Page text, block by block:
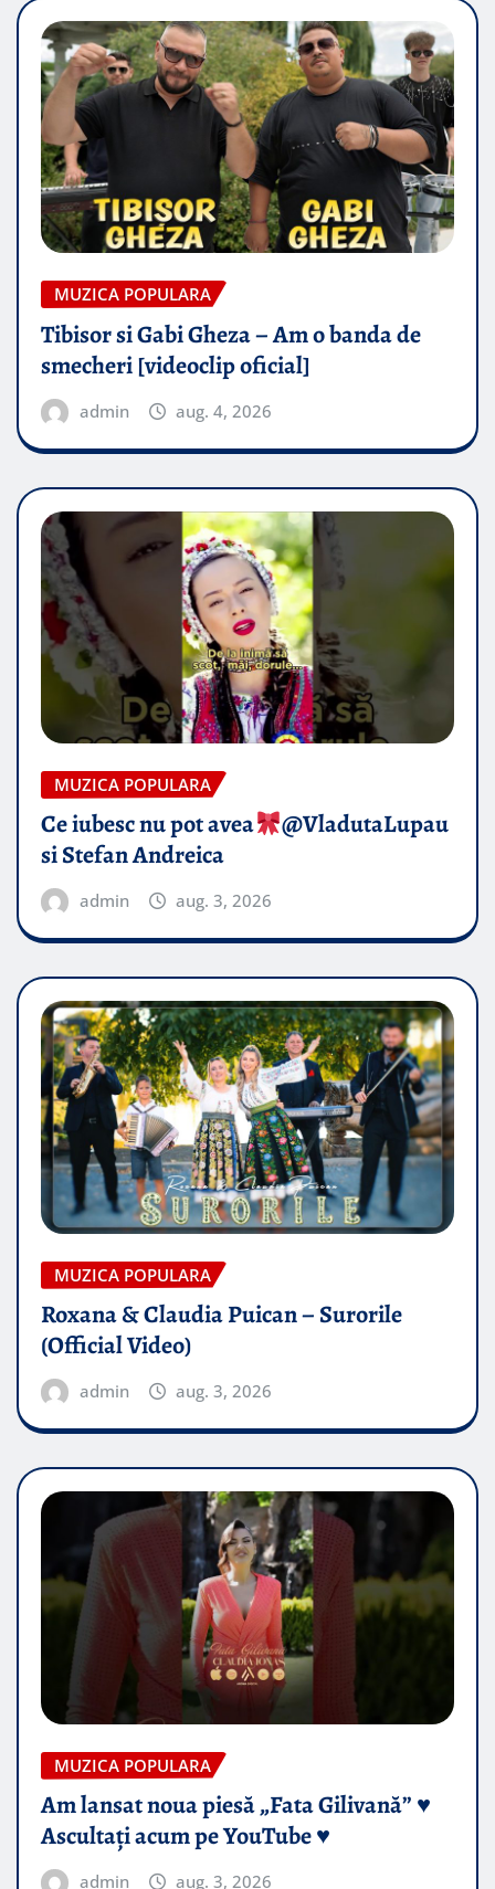
MUZICA POPULARA
Tibisor si Gabi Gheza – Am o banda de
smecheri [videoclip oficial]
admin aug. 4, 2026
MUZICA POPULARA
Ce iubesc nu pot avea
​@VladutaLupau
si Stefan Andreica
admin aug. 3, 2026
MUZICA POPULARA
Roxana & Claudia Puican – Surorile
(Official Video)
admin aug. 3, 2026
MUZICA POPULARA
Am lansat noua piesă „Fata Gilivană” ♥️
Ascultați acum pe YouTube ♥️
admin aug. 3, 2026